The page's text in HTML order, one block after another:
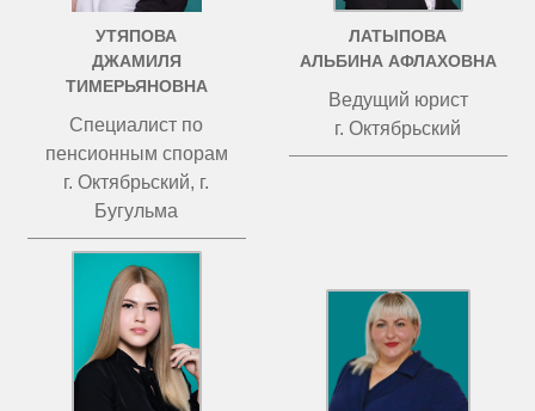
УТЯПОВА
ДЖАМИЛЯ
ТИМЕРЬЯНОВНА
Специалист по
пенсионным спорам
г. Октябрьский, г.
Бугульма
ЛАТЫПОВА
АЛЬБИНА АФЛАХОВНА
Ведущий юрист
г. Октябрьский